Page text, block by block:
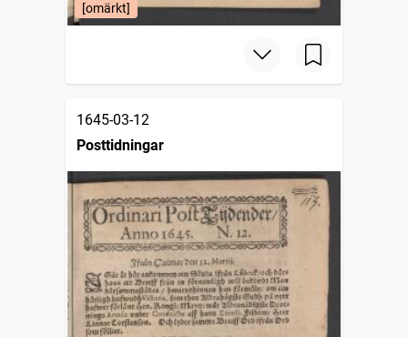
[omärkt]
1645-03-12
Posttidningar